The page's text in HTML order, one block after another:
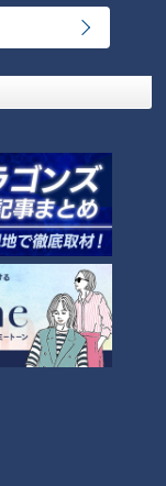
再会しましたが、
。街ゆく方々も口
報をチェック。オ
向かってみること
定休日！「プロの
で揺れていま